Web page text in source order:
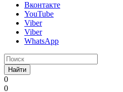
Вконтакте
YouTube
Viber
Viber
WhatsApp
Найти
0
0